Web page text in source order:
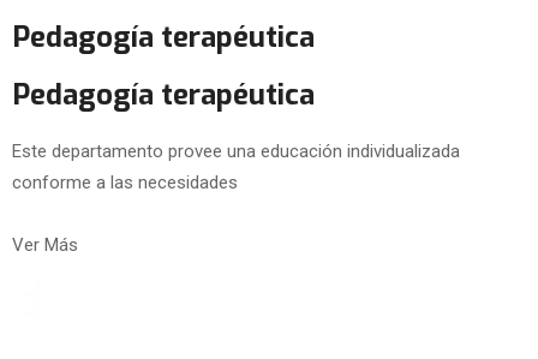
Pedagogía terapéutica
Pedagogía terapéutica
Este departamento provee una educación individualizada
conforme a las necesidades
Ver Más